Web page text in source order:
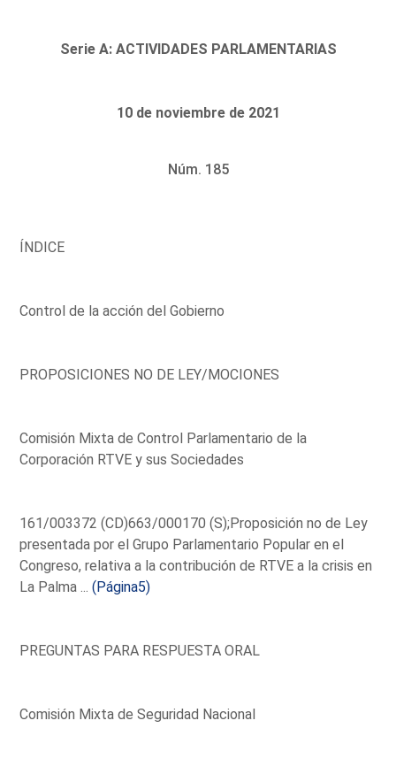
Serie A: ACTIVIDADES PARLAMENTARIAS
10 de noviembre de 2021
Núm. 185
ÍNDICE
Control de la acción del Gobierno
PROPOSICIONES NO DE LEY/MOCIONES
Comisión Mixta de Control Parlamentario de la
Corporación RTVE y sus Sociedades
161/003372 (CD)663/000170 (S);Proposición no de Ley
presentada por el Grupo Parlamentario Popular en el
Congreso, relativa a la contribución de RTVE a la crisis en
La Palma ...(Página5)
PREGUNTAS PARA RESPUESTA ORAL
Comisión Mixta de Seguridad Nacional